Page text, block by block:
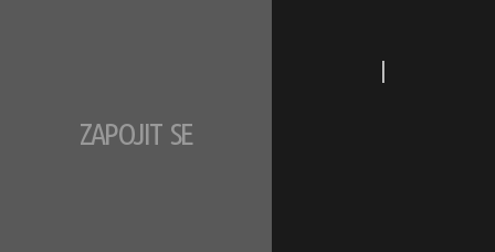
ZAPOJIT SE